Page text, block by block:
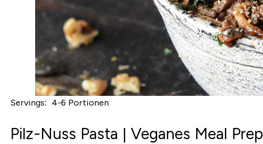
Servings: 4-6 Portionen
Pilz-Nuss Pasta | Veganes Meal Prep